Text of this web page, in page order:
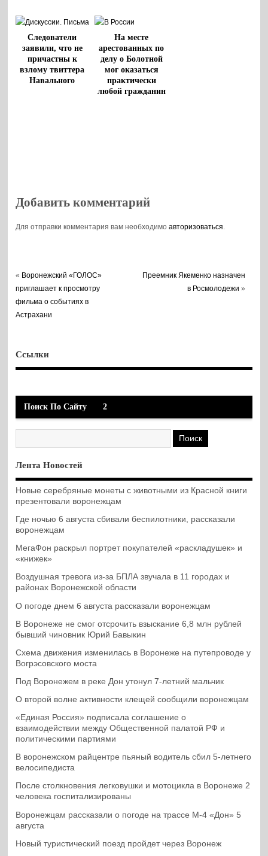
Следователи
заявили, что не
причастны к
взлому твиттера
Навального
На месте
арестованных по
делу о Болотной
мог оказаться
практически
любой гражданин
Добавить комментарий
Для отправки комментария вам необходимоавторизоваться.
« Воронежский «ГОЛОС»
приглашает к просмотру
фильма о событиях в
Астрахани
Преемник Якеменко назначен
в Росмолодежи »
Ссылки
Поиск По Сайту 2
Лента Новостей
Новые серебряные монеты с животными из Красной книги
презентовали воронежцам
Где ночью 6 августа сбивали беспилотники, рассказали
воронежцам
МегаФон раскрыл портрет покупателей «раскладушек» и
«книжек»
Воздушная тревога из-за БПЛА звучала в 11 городах и
районах Воронежской области
О погоде днем 6 августа рассказали воронежцам
В Воронеже не смог отсрочить взыскание 6,8 млн рублей
бывший чиновник Юрий Бавыкин
Схема движения изменилась в Воронеже на путепроводе у
Вогрэсовского моста
Под Воронежем в реке Дон утонул 7-летний мальчик
О второй волне активности клещей сообщили воронежцам
«Единая Россия» подписала соглашение о
взаимодействии между Общественной палатой РФ и
политическими партиями
В воронежском райцентре пьяный водитель сбил 5-летнего
велосипедиста
После столкновения легковушки и мотоцикла в Воронеже 2
человека госпитализированы
Воронежцам рассказали о погоде на трассе М-4 «Дон» 5
августа
Новый туристический поезд пройдет через Воронеж